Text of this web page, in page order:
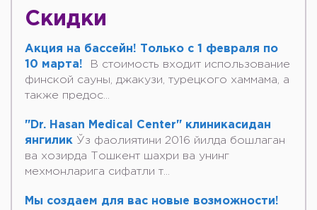
Скидки
Акция на бассейн! Только с 1 февраля по
10 марта!
В стоимость входит использование
финской сауны, джакузи, турецкого хаммама, а
также предос...
"Dr. Hasan Medical Center" клиникасидан
янгилик Ўз фаолиятини 2016 йилда бошлаган
ва хозирда Тошкент шахри ва унинг
мехмонларига сифатли т...
Мы создаем для вас новые возможности!